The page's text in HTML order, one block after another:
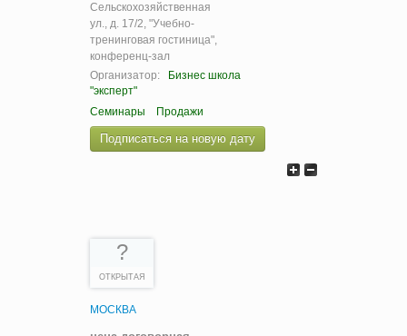
Сельскохозяйственная
ул., д. 17/2, "Учебно-
тренинговая гостиница",
конференц-зал
Организатор:
Бизнес школа
"эксперт"
Семинары
Продажи
Подписаться на новую дату
?
ОТКРЫТАЯ
МОСКВА